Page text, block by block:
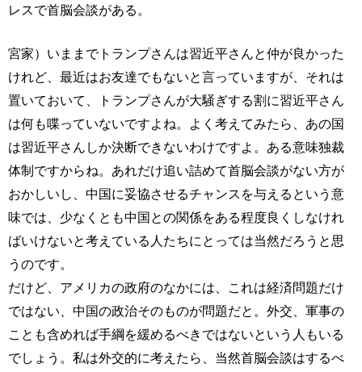
レスで首脳会談がある。
宮家）いままでトランプさんは習近平さんと仲が良かった
けれど、最近はお友達でもないと言っていますが、それは
置いておいて、トランプさんが大騒ぎする割に習近平さん
は何も喋っていないですよね。よく考えてみたら、あの国
は習近平さんしか決断できないわけですよ。ある意味独裁
体制ですからね。あれだけ追い詰めて首脳会談がない方が
おかしいし、中国に妥協させるチャンスを与えるという意
味では、少なくとも中国との関係をある程度良くしなけれ
ばいけないと考えている人たちにとっては当然だろうと思
うのです。
だけど、アメリカの政府のなかには、これは経済問題だけ
ではない、中国の政治そのものが問題だと。外交、軍事の
ことも含めれば手綱を緩めるべきではないという人もいる
でしょう。私は外交的に考えたら、当然首脳会談はするべ